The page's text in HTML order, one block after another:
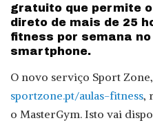
gratuito que permite
direto de mais de 25
fitness por semana no
smartphone.
O novo serviço Sport
sportzone.pt/aulas-fitness,
o MasterGym. Isto vai